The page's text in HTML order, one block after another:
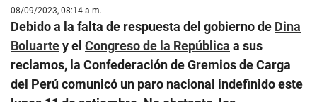
08/09/2023, 08:14 a.m.
Debido a la falta de respuesta del gobierno de Dina
Boluartey el Congreso de la República a sus
reclamos, la Confederación de Gremios de Carga
del Perú comunicó un paro nacional indefinido este